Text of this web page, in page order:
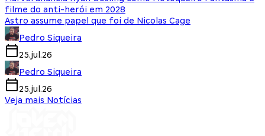
filme do anti-herói em 2028
Astro assume papel que foi de Nicolas Cage
Pedro Siqueira
25.jul.26
Pedro Siqueira
25.jul.26
Veja mais Notícias